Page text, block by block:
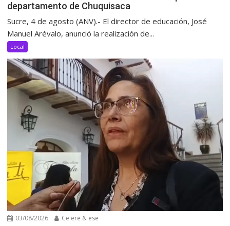
departamento de Chuquisaca
Sucre, 4 de agosto (ANV).- El director de educación, José
Manuel Arévalo, anunció la realización de...
Local
03/08/2026 Ce ere & ese